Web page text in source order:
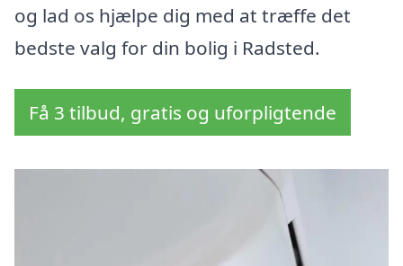
og lad os hjælpe dig med at træffe det
bedste valg for din bolig i Radsted.
Få 3 tilbud, gratis og uforpligtende